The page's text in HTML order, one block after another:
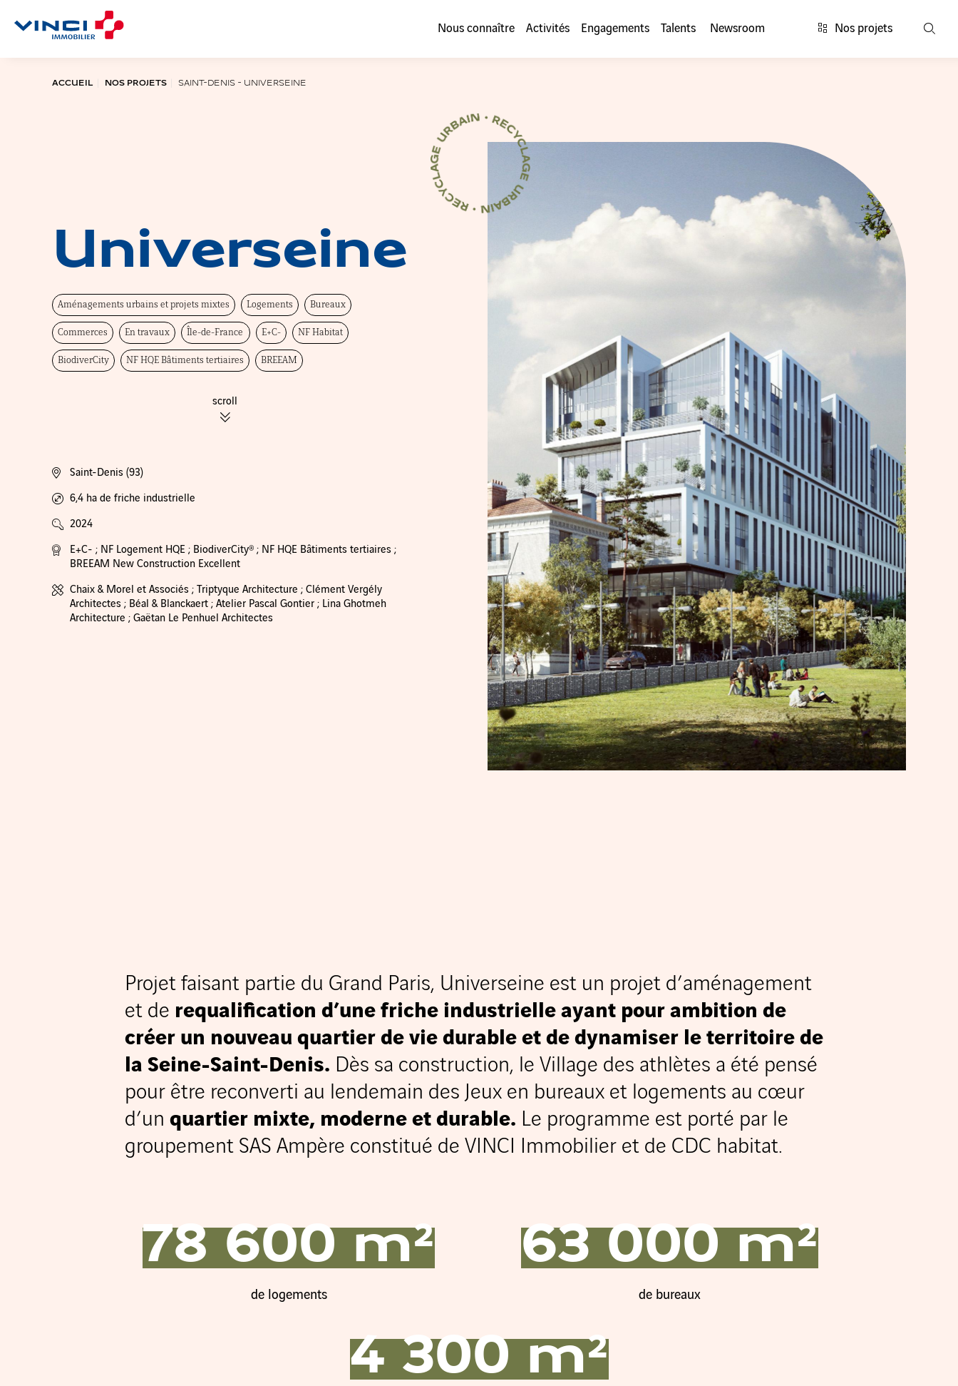
Nous connaître Activités Engagements Talents Newsroom Nos projets
ACCUEIL NOS PROJETS SAINT-DENIS - UNIVERSEINE
Universeine
Aménagements urbains et projets mixtes Logements Bureaux
Commerces En travaux Île-de-France E+C- NF Habitat
BiodiverCity NF HQE Bâtiments tertiaires BREEAM
scroll
Saint-Denis (93)
6,4 ha de friche industrielle
2024
E+C- ; NF Logement HQE ; BiodiverCity® ; NF HQE Bâtiments tertiaires ;
BREEAM New Construction Excellent
Chaix & Morel et Associés ; Triptyque Architecture ; Clément Vergély
Architectes ; Béal & Blanckaert ; Atelier Pascal Gontier ; Lina Ghotmeh
Architecture ; Gaëtan Le Penhuel Architectes
Certification Recyclage Urbain
Projet faisant partie du Grand Paris, Universeine est un projet d’aménagement
et de requalification d’une friche industrielle ayant pour ambition de
créer un nouveau quartier de vie durable et de dynamiser le territoire de
la Seine-Saint-Denis. Dès sa construction, le Village des athlètes a été pensé
pour être reconverti au lendemain des Jeux en bureaux et logements au cœur
d’un quartier mixte, moderne et durable. Le programme est porté par le
groupement SAS Ampère constitué de VINCI Immobilier et de CDC habitat.
78 600 m²
de logements
63 000 m²
de bureaux
4 300 m²